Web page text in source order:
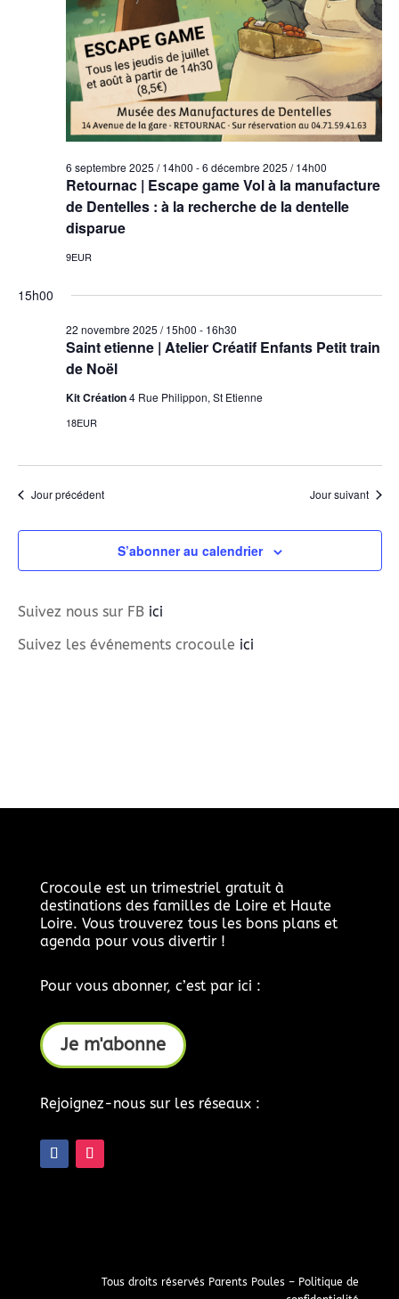
Retournac | Escape game Vol à la manufacture
de Dentelles : à la recherche de la dentelle
disparue
6 septembre 2025 / 14h00 -6 décembre 2025 / 14h00
9EUR
15h00
Saint etienne | Atelier Créatif Enfants Petit train
de Noël
22 novembre 2025 / 15h00 - 16h30
Kit Création4 Rue Philippon, St Etienne
18EUR
Jour précédent Jour suivant
S’abonner au calendrier
Suivez nous sur FB ici
Suivez les événements crocoule ici
Crocoule est un trimestriel gratuit à
destinations des familles de Loire et Haute
Loire. Vous trouverez tous les bons plans et
agenda pour vous divertir !
Pour vous abonner, c’est par ici :
Je m'abonne
Rejoignez-nous sur les réseaux :
Tous droits réservés Parents Poules – Politique de